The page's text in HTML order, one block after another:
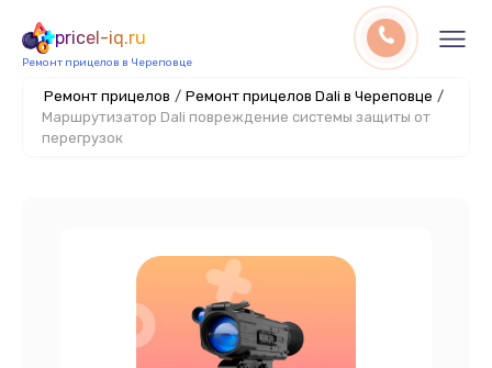
pricel-iq.ru
Ремонт прицелов в Череповце
Ремонт прицелов / Ремонт прицелов Dali в Череповце /
Маршрутизатор Dali повреждение системы защиты от
перегрузок